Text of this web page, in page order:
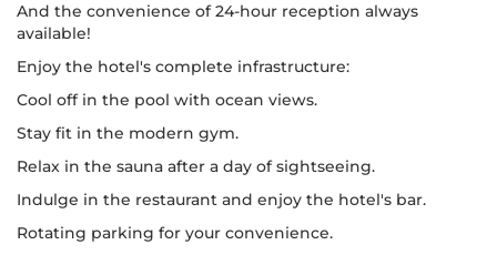
And the convenience of 24-hour reception always
available!
Enjoy the hotel's complete infrastructure:
Cool off in the pool with ocean views.
Stay fit in the modern gym.
Relax in the sauna after a day of sightseeing.
Indulge in the restaurant and enjoy the hotel's bar.
Rotating parking for your convenience.